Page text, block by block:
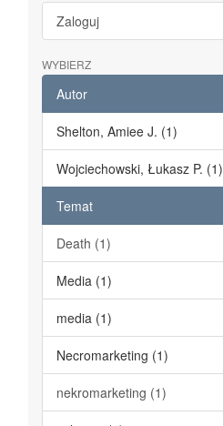
Zaloguj
WYBIERZ
Autor
Shelton, Amiee J. (1)
Wojciechowski, Łukasz P. (1)
Temat
Death (1)
Media (1)
media (1)
Necromarketing (1)
nekromarketing (1)